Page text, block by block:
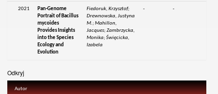
2021
Pan-Genome
Portrait of Bacillus
mycoides
Provides Insights
into the Species
Ecology and
Evolution
Fiedoruk, Krzysztof;
Drewnowska, Justyna
M.; Mahillon,
Jacques; Zambrzycka,
Monika; Święcicka,
Izabela
- -
Odkryj
Autor